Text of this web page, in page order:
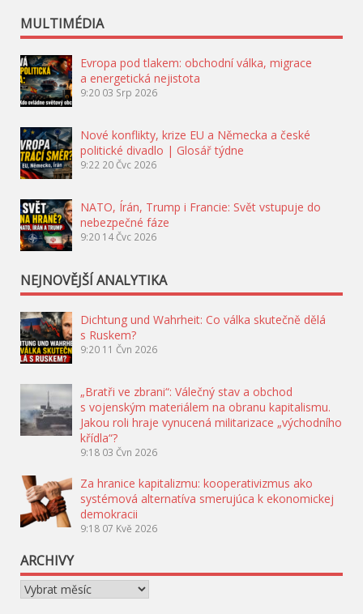
MULTIMÉDIA
Evropa pod tlakem: obchodní válka, migrace
a energetická nejistota
9:20 03 Srp 2026
Nové konflikty, krize EU a Německa a české
politické divadlo | Glosář týdne
9:22 20 Čvc 2026
NATO, Írán, Trump i Francie: Svět vstupuje do
nebezpečné fáze
9:20 14 Čvc 2026
NEJNOVĚJŠÍ ANALYTIKA
Dichtung und Wahrheit: Co válka skutečně dělá
s Ruskem?
9:20 11 Čvn 2026
„Bratři ve zbrani“: Válečný stav a obchod
s vojenským materiálem na obranu kapitalismu.
Jakou roli hraje vynucená militarizace „východního
křídla“?
9:18 03 Čvn 2026
Za hranice kapitalizmu: kooperativizmus ako
systémová alternatíva smerujúca k ekonomickej
demokracii
9:18 07 Kvě 2026
ARCHIVY
Archivy